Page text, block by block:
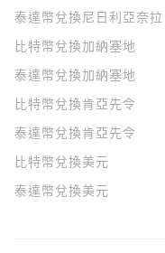
泰達幣兌換尼日利亞奈拉
比特幣兌換加納塞地
泰達幣兌換加納塞地
比特幣兌換肯亞先令
泰達幣兌換肯亞先令
比特幣兌換美元
泰達幣兌換美元